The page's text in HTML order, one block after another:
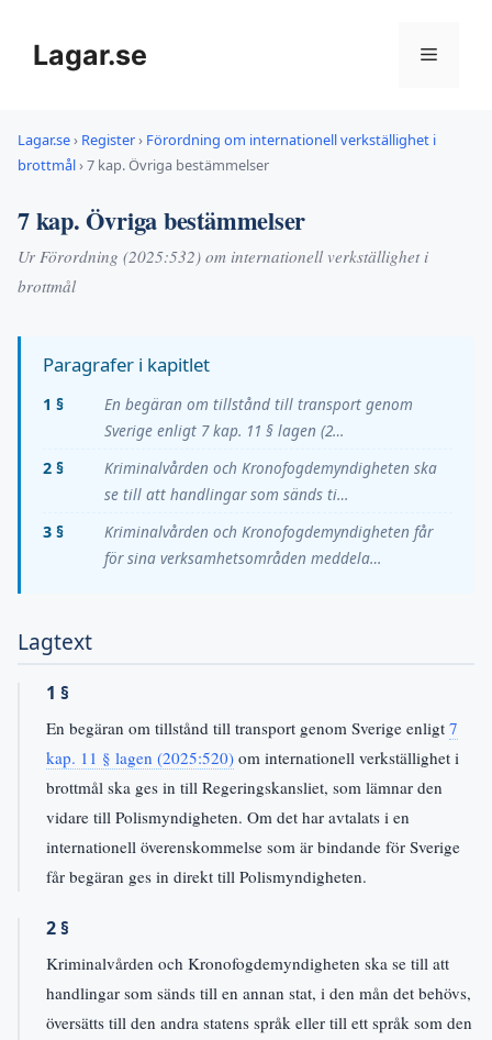
innehållLagar.se Meny
Lagar.se› Register› Förordning om internationell verkställighet i
brottmål›7 kap. Övriga bestämmelser
7 kap. Övriga bestämmelser
Ur Förordning (2025:532) om internationell verkställighet i
brottmål
Paragrafer i kapitlet
1 §
En begäran om tillstånd till transport genom
Sverige enligt 7 kap. 11 § lagen (2…
2 §
Kriminalvården och Kronofogdemyndigheten ska
se till att handlingar som sänds ti…
3 §
Kriminalvården och Kronofogdemyndigheten får
för sina verksamhetsområden meddela…
Lagtext
1 §
En begäran om tillstånd till transport genom Sverige enligt 7
kap. 11 § lagen (2025:520) om internationell verkställighet i
brottmål ska ges in till Regeringskansliet, som lämnar den
vidare till Polismyndigheten. Om det har avtalats i en
internationell överenskommelse som är bindande för Sverige
får begäran ges in direkt till Polismyndigheten.
2 §
Kriminalvården och Kronofogdemyndigheten ska se till att
handlingar som sänds till en annan stat, i den mån det behövs,
översätts till den andra statens språk eller till ett språk som den